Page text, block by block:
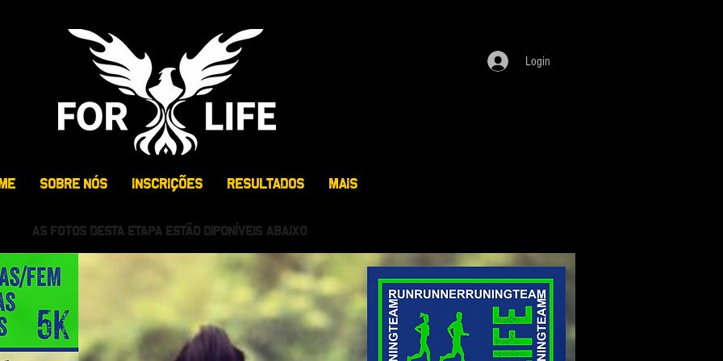
Login
SOBRE NÓS INSCRIÇÕES RESULTADOS MAIS
AS FOTOS DESTA ETAPA ESTÃO DIPONÍVEIS ABAIXO